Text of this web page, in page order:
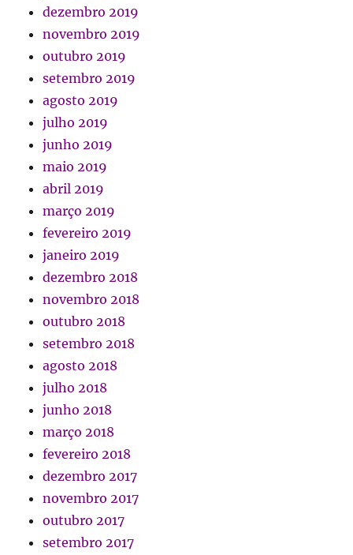
dezembro 2019
novembro 2019
outubro 2019
setembro 2019
agosto 2019
julho 2019
junho 2019
maio 2019
abril 2019
março 2019
fevereiro 2019
janeiro 2019
dezembro 2018
novembro 2018
outubro 2018
setembro 2018
agosto 2018
julho 2018
junho 2018
março 2018
fevereiro 2018
dezembro 2017
novembro 2017
outubro 2017
setembro 2017